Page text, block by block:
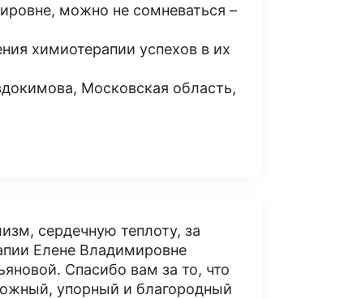
можно не сомневаться –
химиотерапии успехов в их
Московская область,
сердечную теплоту, за
Елене Владимировне
Спасибо вам за то, что
упорный и благородный